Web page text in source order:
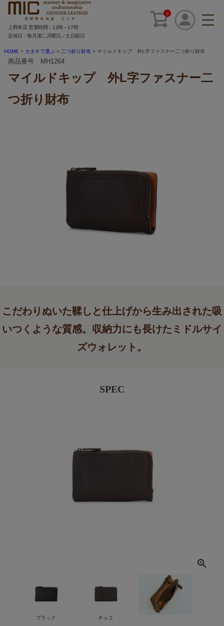
0
上野本店 営業時間：11時～17時
定休日：毎月第二月曜日／土日祝日
HOME カタチで選ぶ 二つ折り財布 マイルドキップ 外L字ファスナー二つ折り財布
商品番号 MH1264
マイルドキップ 外L字ファスナー二
つ折り財布
こだわりぬいた鞣しと仕上げから生み出された吸
いつくような質感。収納力にも長けたミドルサイ
ズウォレット。
SPEC
ブラック チョコ